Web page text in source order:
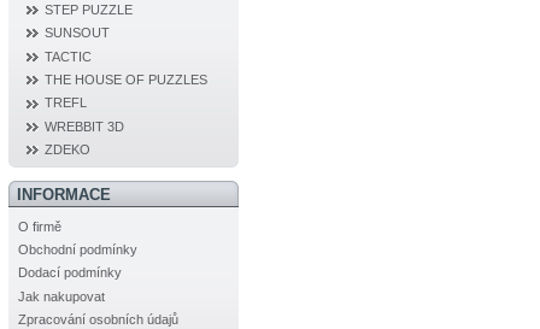
STEP PUZZLE
SUNSOUT
TACTIC
THE HOUSE OF PUZZLES
TREFL
WREBBIT 3D
ZDEKO
INFORMACE
O firmě
Obchodní podmínky
Dodací podmínky
Jak nakupovat
Zpracování osobních údajů